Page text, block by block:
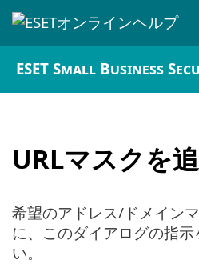
ESET Small Business
URLマスクを
希望のアドレス/ドメイン
に、このダイアログの指示
い。